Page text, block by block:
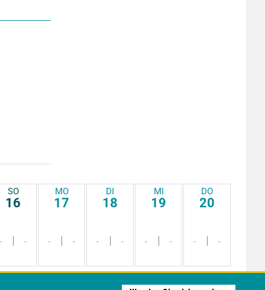
SO
16
- -
MO
17
- -
DI
18
- -
MI
19
- -
DO
20
- -